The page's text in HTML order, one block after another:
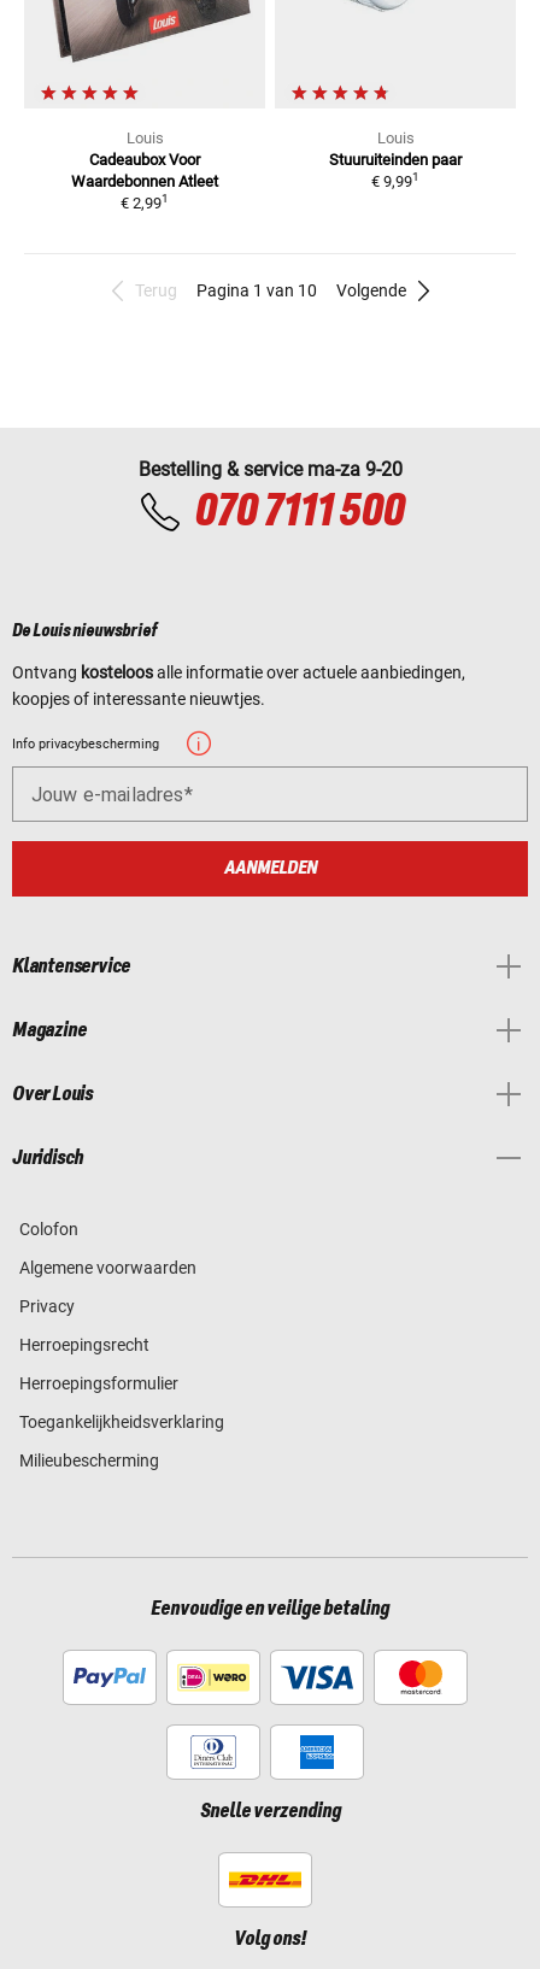
Louis
Cadeaubox Voor
Waardebonnen Atleet
€ 2,991
Louis
Stuuruiteinden paar
€ 9,991
Terug Pagina 1 van 10 Volgende
Bestelling & service ma-za 9-20
070 7111 500
De Louis nieuwsbrief
Ontvang kosteloosalle informatie over actuele aanbiedingen,
koopjes of interessante nieuwtjes.
Info privacybescherming
Jouw e-mailadres
AANMELDEN
Klantenservice
Magazine
Over Louis
Juridisch
Colofon
Algemene voorwaarden
Privacy
Herroepingsrecht
Herroepingsformulier
Toegankelijkheidsverklaring
Milieubescherming
Eenvoudige en veilige betaling
Snelle verzending
Volg ons!